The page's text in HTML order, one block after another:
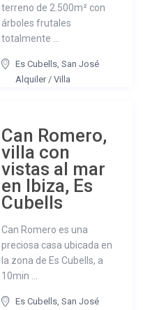
terreno de 2.500m² con
árboles frutales
totalmente ...
Es Cubells,San José
Alquiler/Villa
Can Romero,
villa con
vistas al mar
en Ibiza, Es
Cubells
Can Romero es una
preciosa casa ubicada en
la zona de Es Cubells, a
10min ...
Es Cubells,San José